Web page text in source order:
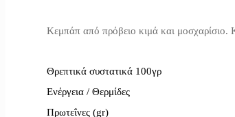
Κεμπάπ από πρόβειο κιμά και μοσχαρίσιο.
Θρεπτικά συστατικά 100γρ
Ενέργεια / Θερμίδες
Πρωτεΐνες (gr)